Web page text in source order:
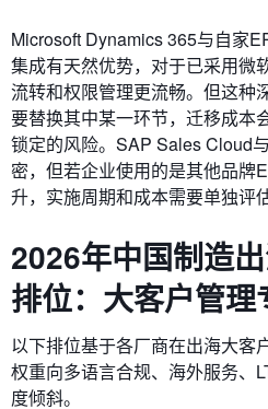
Microsoft Dynamics 365与自家
集成有天然优势，对于已采用微
流转和权限管理更流畅。但这种
要替换其中某一环节，迁移成本
锁定的风险。SAP Sales Cloud
密，但若企业使用的是其他品牌
升，实施周期和成本需要单独评估
2026年中国制造
排位：大客户管理
以下排位基于各厂商在出海大客
权重向多语言合规、海外服务、
度倾斜。